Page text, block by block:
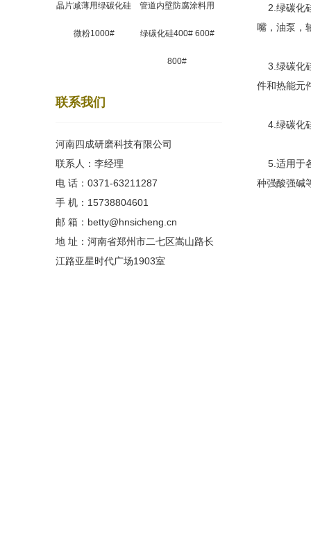
晶片减薄用绿碳化硅
微粉1000#
管道内壁防腐涂料用
绿碳化硅400# 600#
800#
联系我们
河南四成研磨科技有限公司
联系人：李经理
电 话：0371-63211287
手 机：15738804601
邮 箱：betty@hnsicheng.cn
地 址：河南省郑州市二七区嵩山路长
江路亚星时代广场1903室
2.绿碳化
嘴，油泵，
3.绿碳化
件和热能元
4.绿碳化
5.适用于
种强酸强碱